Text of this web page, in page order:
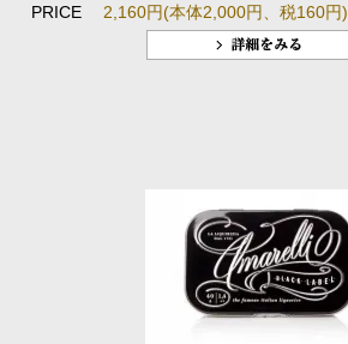
PRICE 2,160円(本体2,000円、税160円)